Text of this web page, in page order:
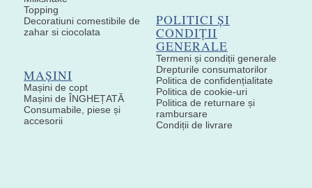
Topping
Decoratiuni comestibile de
zahar si ciocolata
MAȘINI
Mașini de copt
Mașini de ÎNGHEȚATĂ
Consumabile, piese și
accesorii
POLITICI ȘI
CONDIȚII
GENERALE
Termeni și condiții generale
Drepturile consumatorilor
Politica de confidențialitate
Politica de cookie-uri
Politica de returnare și
rambursare
Condiții de livrare